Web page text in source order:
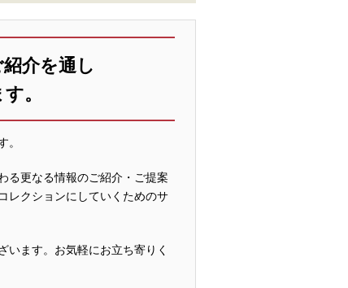
介を通し
。
。
る更なる情報のご紹介・ご提案
レクションにしていくためのサ
います。お気軽にお立ち寄りく